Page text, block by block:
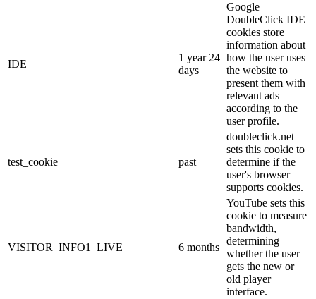
IDE
1 year 24
days
Google
DoubleClick IDE
cookies store
information about
how the user uses
the website to
present them with
relevant ads
according to the
user profile.
test_cookie past
doubleclick.net
sets this cookie to
determine if the
user's browser
supports cookies.
VISITOR_INFO1_LIVE 6 months
YouTube sets this
cookie to measure
bandwidth,
determining
whether the user
gets the new or
old player
interface.